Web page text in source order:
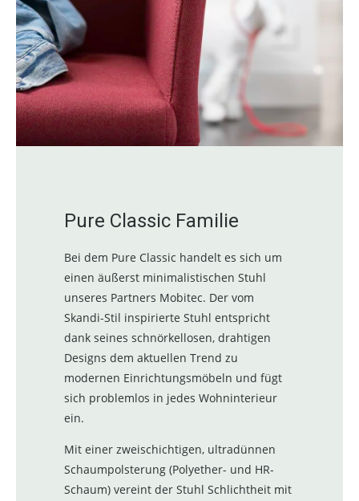
Pure Classic Familie
Bei dem Pure Classic handelt es sich um
einen äußerst minimalistischen Stuhl
unseres Partners Mobitec. Der vom
Skandi-Stil inspirierte Stuhl entspricht
dank seines schnörkellosen, drahtigen
Designs dem aktuellen Trend zu
modernen Einrichtungsmöbeln und fügt
sich problemlos in jedes Wohninterieur
ein.
Mit einer zweischichtigen, ultradünnen
Schaumpolsterung (Polyether- und HR-
Schaum) vereint der Stuhl Schlichtheit mit